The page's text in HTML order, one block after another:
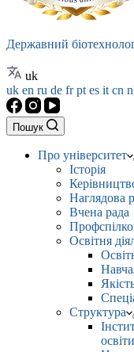
Державний
uk
uk en ru de frpt es it cn
Пошук
Про університет
Історія
Наглядова
Вчена рада
Освітня
Структура
освіти